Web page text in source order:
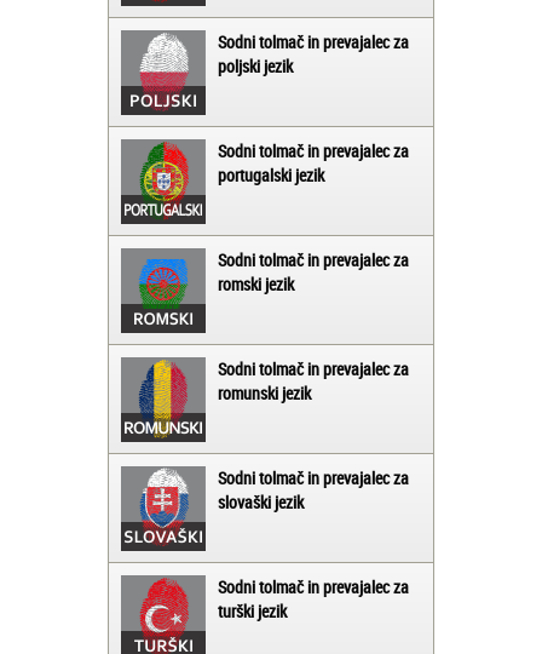
Sodni tolmač in prevajalec za
poljski jezik
Sodni tolmač in prevajalec za
portugalski jezik
Sodni tolmač in prevajalec za
romski jezik
Sodni tolmač in prevajalec za
romunski jezik
Sodni tolmač in prevajalec za
slovaški jezik
Sodni tolmač in prevajalec za
turški jezik